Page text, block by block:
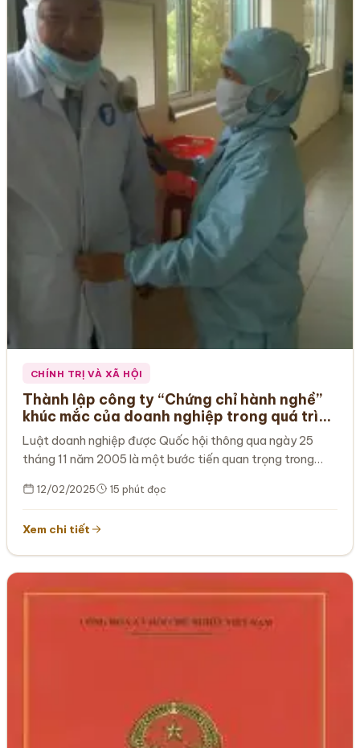
CHÍNH TRỊ VÀ XÃ HỘI
Thành lập công ty “Chứng chỉ hành nghề”
khúc mắc của doanh nghiệp trong quá trình
đăng ký kinh doanh
Luật doanh nghiệp được Quốc hội thông qua ngày 25
tháng 11 năm 2005 là một bước tiến quan trọng trong
12/02/2025 15 phút đọc
Xem chi tiết